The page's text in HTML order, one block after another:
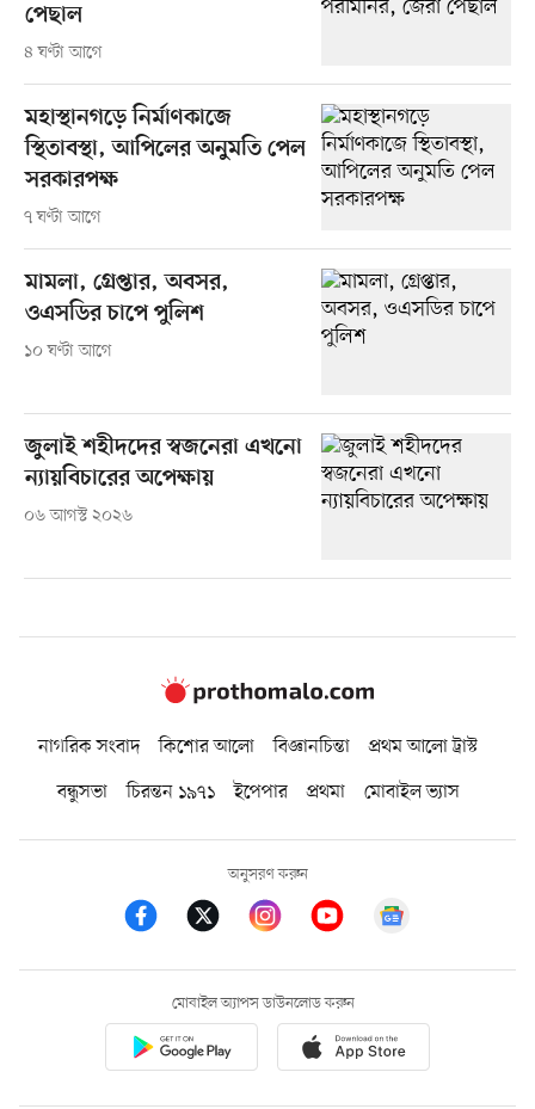
পেছাল
৪ ঘণ্টা আগে
মহাস্থানগড়ে নির্মাণকাজে
স্থিতাবস্থা, আপিলের অনুমতি পেল
সরকারপক্ষ
৭ ঘণ্টা আগে
মামলা, গ্রেপ্তার, অবসর,
ওএসডির চাপে পুলিশ
১০ ঘণ্টা আগে
জুলাই শহীদদের স্বজনেরা এখনো
ন্যায়বিচারের অপেক্ষায়
০৬ আগস্ট ২০২৬
নাগরিক সংবাদ কিশোর আলো বিজ্ঞানচিন্তা
প্রথম আলো ট্রাস্ট
বন্ধুসভা
চিরন্তন ১৯৭১ ইপেপার প্রথমা মোবাইল ভ্যাস
অনুসরণ করুন
মোবাইল অ্যাপস ডাউনলোড করুন